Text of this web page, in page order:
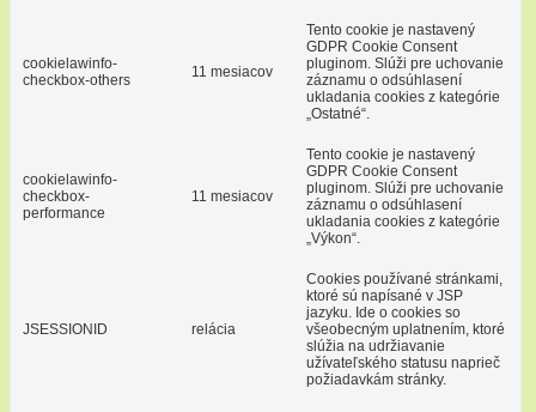
cookielawinfo-
checkbox-others
11 mesiacov
Tento cookie je nastavený
GDPR Cookie Consent
pluginom. Slúži pre uchovanie
záznamu o odsúhlasení
ukladania cookies z kategórie
„Ostatné“.
cookielawinfo-
checkbox-
performance
11 mesiacov
Tento cookie je nastavený
GDPR Cookie Consent
pluginom. Slúži pre uchovanie
záznamu o odsúhlasení
ukladania cookies z kategórie
„Výkon“.
JSESSIONID relácia
Cookies používané stránkami,
ktoré sú napísané v JSP
jazyku. Ide o cookies so
všeobecným uplatnením, ktoré
slúžia na udržiavanie
užívateľského statusu naprieč
požiadavkám stránky.